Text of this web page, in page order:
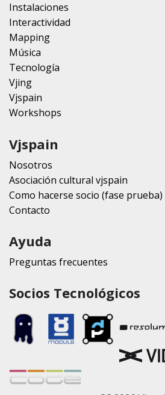
Instalaciones
Interactividad
Mapping
Música
Tecnología
Vjing
Vjspain
Workshops
Vjspain
Nosotros
Asociación cultural vjspain
Como hacerse socio (fase prueba)
Contacto
Ayuda
Preguntas frecuentes
Socios Tecnológicos